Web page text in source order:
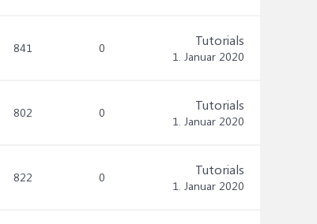
841 0 Tutorials
1. Januar 2020
802 0 Tutorials
1. Januar 2020
822 0 Tutorials
1. Januar 2020